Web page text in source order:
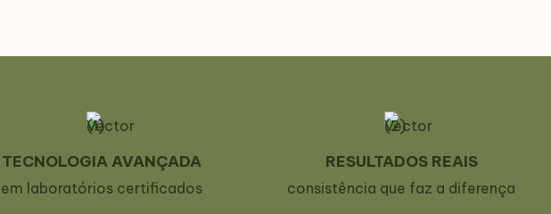
TECNOLOGIA AVANÇADA
em laboratórios certificados
RESULTADOS REAIS
consistência que faz a diferença